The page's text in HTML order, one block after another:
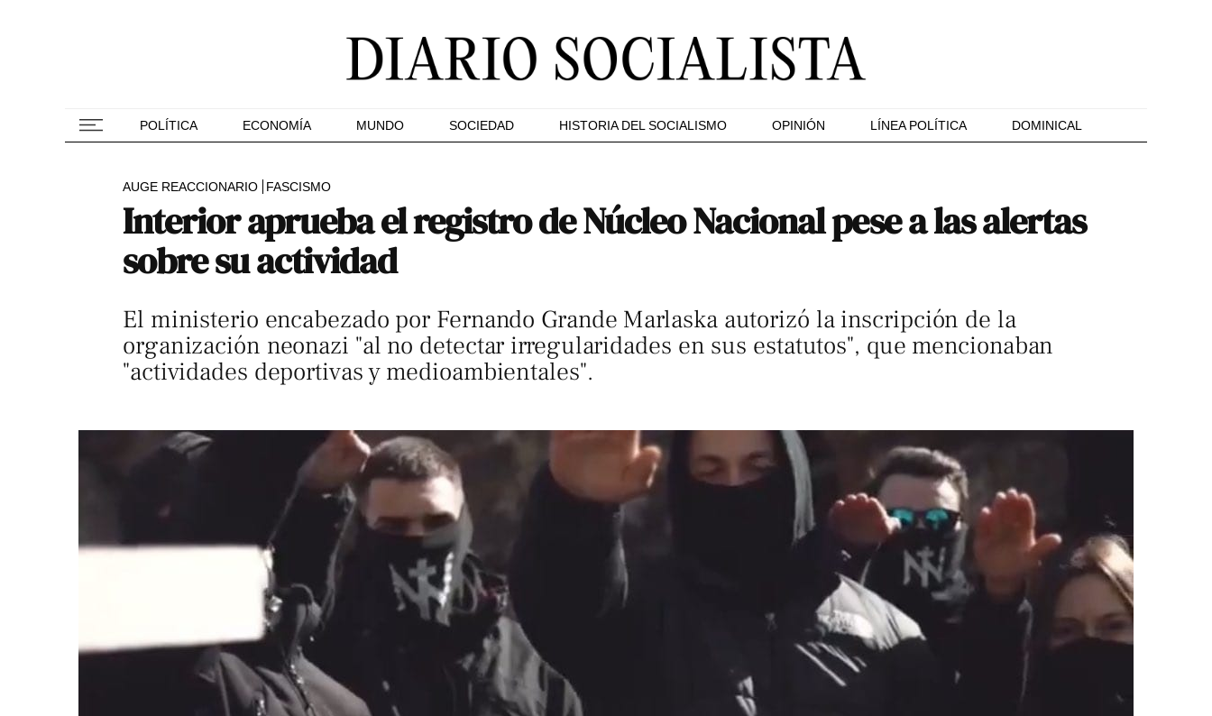
POLÍTICA ECONOMÍA MUNDO SOCIEDAD HISTORIA DEL SOCIALISMO OPINIÓN LÍNEA POLÍTICA DOMINICAL
AUGE REACCIONARIO FASCISMO
Interior aprueba el registro de Núcleo Nacional pese a las alertas
sobre su actividad
El ministerio encabezado por Fernando Grande Marlaska autorizó la inscripción de la
organización neonazi "al no detectar irregularidades en sus estatutos", que mencionaban
"actividades deportivas y medioambientales".